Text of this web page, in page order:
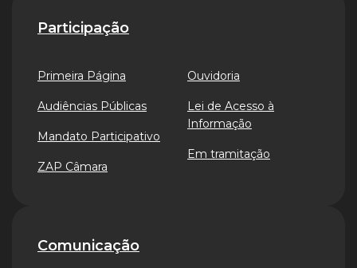
Participação
Primeira Página
Audiências Públicas
Mandato Participativo
ZAP Câmara
Ouvidoria
Lei de Acesso à
Informação
Em tramitação
Comunicação